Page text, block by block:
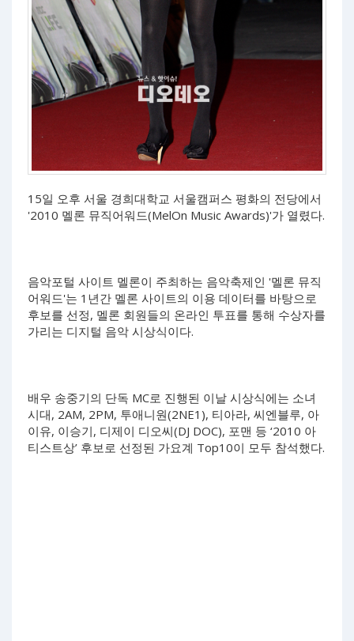
15일 오후 서울 경희대학교 서울캠퍼스 평화의 전당에서
'2010 멜론 뮤직어워드(MelOn Music Awards)'가 열렸다.
음악포털 사이트 멜론이 주최하는 음악축제인 '멜론 뮤직
어워드'는 1년간 멜론 사이트의 이용 데이터를 바탕으로
후보를 선정, 멜론 회원들의 온라인 투표를 통해 수상자를
가리는 디지털 음악 시상식이다.
배우 송중기의 단독 MC로 진행된 이날 시상식에는 소녀
시대, 2AM, 2PM, 투애니원(2NE1), 티아라, 씨엔블루, 아
이유, 이승기, 디제이 디오씨(DJ DOC), 포맨 등 ‘2010 아
티스트상’ 후보로 선정된 가요계 Top10이 모두 참석했다.